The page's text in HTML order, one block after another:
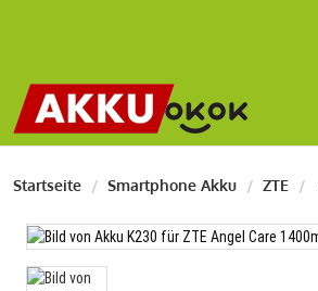
Startseite Smartphone Akku ZTE